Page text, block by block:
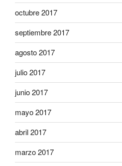
octubre 2017
septiembre 2017
agosto 2017
julio 2017
junio 2017
mayo 2017
abril 2017
marzo 2017